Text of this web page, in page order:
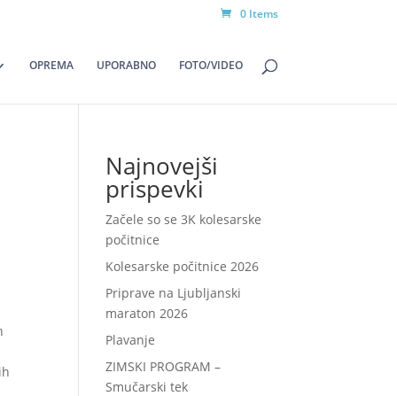
0 Items
OPREMA UPORABNO FOTO/VIDEO
Najnovejši
prispevki
Začele so se 3K kolesarske
počitnice
Kolesarske počitnice 2026
Priprave na Ljubljanski
maraton 2026
Plavanje
ZIMSKI PROGRAM –
Smučarski tek